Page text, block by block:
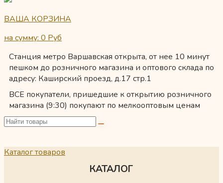
ВАША КОРЗИНА
на сумму: 0 Руб
Станция метро Варшавская открыта, от нее 10 минут
пешком до розничного магазина и оптового склада по
адресу: Каширский проезд, д.17 стр.1
ВСЕ покупатели, пришедшие к открытию розничного
магазина (9:30) покупают по мелкооптовым ценам
Каталог товаров
КАТАЛОГ